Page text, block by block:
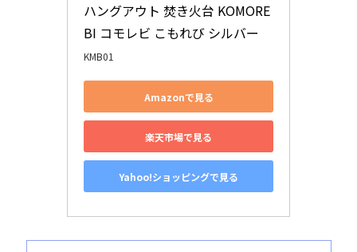
ハングアウト 焚き火台 KOMORE
BI コモレビ こもれび シルバー
KMB01
Amazonで見る
楽天市場で見る
Yahoo!ショッピングで見る